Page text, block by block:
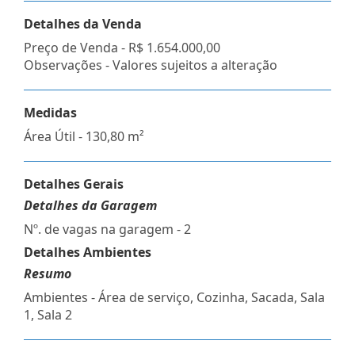
Detalhes da Venda
Preço de Venda - R$ 1.654.000,00
Observações - Valores sujeitos a alteração
Medidas
Área Útil - 130,80 m²
Detalhes Gerais
Detalhes da Garagem
Nº. de vagas na garagem - 2
Detalhes Ambientes
Resumo
Ambientes - Área de serviço, Cozinha, Sacada, Sala
1, Sala 2